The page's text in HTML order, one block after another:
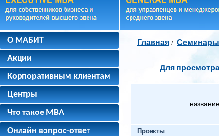
О МАБИТ
Акции
Корпоративным клиентам
Центры
Что такое MBA
Онлайн вопрос-ответ
Главная / Семинары
Для
Проекты